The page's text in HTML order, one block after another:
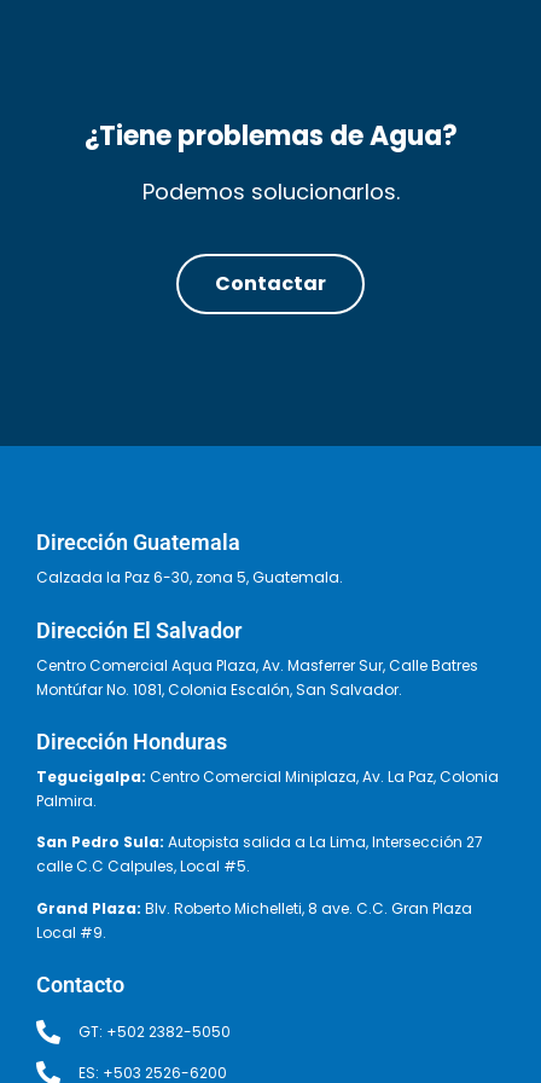
¿Tiene problemas de Agua?
Podemos solucionarlos.
Contactar
Dirección Guatemala
Calzada la Paz 6-30, zona 5, Guatemala.
Dirección El Salvador
Centro Comercial Aqua Plaza, Av. Masferrer Sur, Calle Batres
Montúfar No. 1081, Colonia Escalón, San Salvador.
Dirección Honduras
Tegucigalpa: Centro Comercial Miniplaza, Av. La Paz, Colonia
Palmira.
San Pedro Sula: Autopista salida a La Lima, Intersección 27
calle C.C Calpules, Local #5.
Grand Plaza: Blv. Roberto Michelleti, 8 ave. C.C. Gran Plaza
Local #9.
Contacto
GT: +502 2382-5050
ES: +503 2526-6200